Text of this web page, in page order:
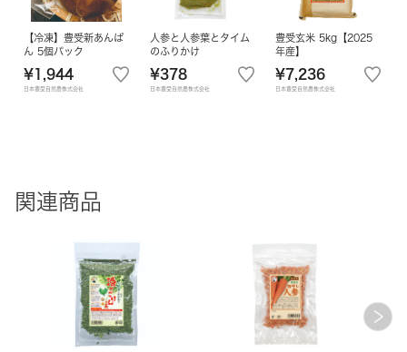
【冷凍】豊受新あんぱ
ん 5個パック
¥1,944
日本豊受自然農株式会社
人参と人参葉とタイム
のふりかけ
¥378
日本豊受自然農株式会社
豊受玄米 5kg【2025
年産】
¥7,236
日本豊受自然農株式会社
関連商品